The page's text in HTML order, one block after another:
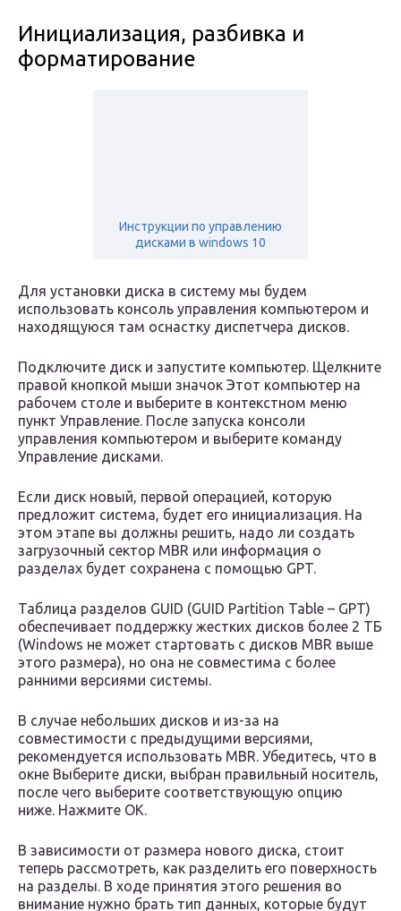
Инициализация, разбивка и
форматирование
Инструкции по управлению
дисками в windows 10
Для установки диска в систему мы будем
использовать консоль управления компьютером и
находящуюся там оснастку диспетчера дисков.
Подключите диск и запустите компьютер. Щелкните
правой кнопкой мыши значок Этот компьютер на
рабочем столе и выберите в контекстном меню
пункт Управление. После запуска консоли
управления компьютером и выберите команду
Управление дисками.
Если диск новый, первой операцией, которую
предложит система, будет его инициализация. На
этом этапе вы должны решить, надо ли создать
загрузочный сектор MBR или информация о
разделах будет сохранена с помощью GPT.
Таблица разделов GUID (GUID Partition Table – GPT)
обеспечивает поддержку жестких дисков более 2 ТБ
(Windows не может стартовать с дисков MBR выше
этого размера), но она не совместима с более
ранними версиями системы.
В случае небольших дисков и из-за на
совместимости с предыдущими версиями,
рекомендуется использовать MBR. Убедитесь, что в
окне Выберите диски, выбран правильный носитель,
после чего выберите соответствующую опцию
ниже. Нажмите ОК.
В зависимости от размера нового диска, стоит
теперь рассмотреть, как разделить его поверхность
на разделы. В ходе принятия этого решения во
внимание нужно брать тип данных, которые будут